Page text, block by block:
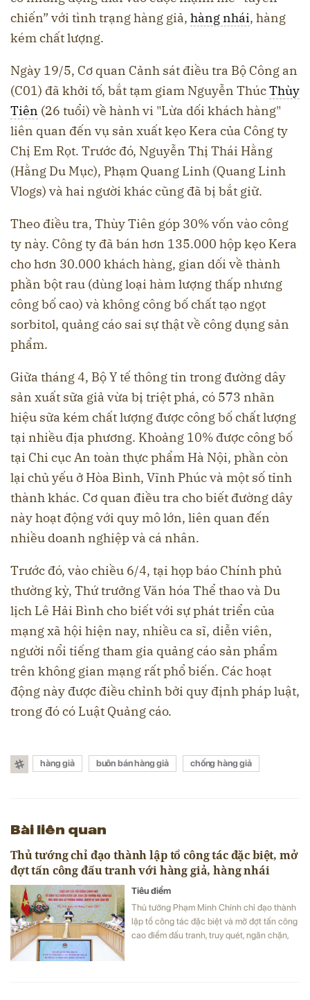
chiến” với tình trạng hàng giả, hàng nhái, hàng
kém chất lượng.
Ngày 19/5, Cơ quan Cảnh sát điều tra Bộ Công an
(C01) đã khởi tố, bắt tạm giam Nguyễn ThúcThùy
Tiên (26 tuổi) về hành vi "Lừa dối khách hàng"
liên quan đến vụ sản xuất kẹo Kera của Công ty
Chị Em Rọt. Trước đó, Nguyễn Thị Thái Hằng
(Hằng Du Mục), Phạm Quang Linh (Quang Linh
Vlogs) và hai người khác cũng đã bị bắt giữ.
Theo điều tra, Thùy Tiên góp 30% vốn vào công
ty này. Công ty đã bán hơn 135.000 hộp kẹo Kera
cho hơn 30.000 khách hàng, gian dối về thành
phần bột rau (dùng loại hàm lượng thấp nhưng
công bố cao) và không công bố chất tạo ngọt
sorbitol, quảng cáo sai sự thật về công dụng sản
phẩm.
Giữa tháng 4, Bộ Y tế thông tin trong đường dây
sản xuất sữa giả vừa bị triệt phá, có 573 nhãn
hiệu sữa kém chất lượng được công bố chất lượng
tại nhiều địa phương. Khoảng 10% được công bố
tại Chi cục An toàn thực phẩm Hà Nội, phần còn
lại chủ yếu ở Hòa Bình, Vĩnh Phúc và một số tỉnh
thành khác. Cơ quan điều tra cho biết đường dây
này hoạt động với quy mô lớn, liên quan đến
nhiều doanh nghiệp và cá nhân.
Trước đó, vào chiều 6/4, tại họp báo Chính phủ
thường kỳ, Thứ trưởng Văn hóa Thể thao và Du
lịch Lê Hải Bình cho biết với sự phát triển của
mạng xã hội hiện nay, nhiều ca sĩ, diễn viên,
người nổi tiếng tham gia quảng cáo sản phẩm
trên không gian mạng rất phổ biến. Các hoạt
động này được điều chỉnh bởi quy định pháp luật,
trong đó có Luật Quảng cáo.
hàng giả buôn bán hàng giả chống hàng giả
Bài liên quan
Thủ tướng chỉ đạo thành lập tổ công tác đặc biệt, mở
đợt tấn công đấu tranh với hàng giả, hàng nhái
Tiêu điểm
Thủ tướng Phạm Minh Chính chỉ đạo thành
lập tổ công tác đặc biệt và mở đợt tấn công
cao điểm đấu tranh, truy quét, ngăn chặn,